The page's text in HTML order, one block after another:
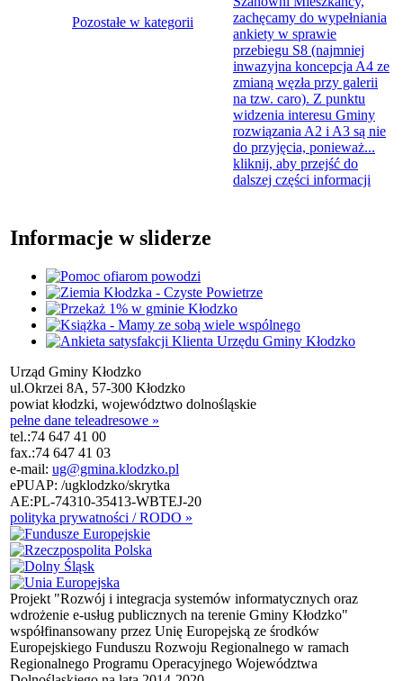
Pozostałe w kategorii
zachęcamy do wypełniania
ankiety w sprawie
przebiegu S8 (najmniej
inwazyjna koncepcja A4 ze
zmianą węzła przy galerii
na tzw. caro). Z punktu
widzenia interesu Gminy
rozwiązania A2 i A3 są nie
do przyjęcia, ponieważ...
kliknij, aby przejść do
dalszej części informacji
Informacje w sliderze
Urząd Gminy Kłodzko
ul.Okrzei 8A, 57-300 Kłodzko
powiat kłodzki, województwo dolnośląskie
pełne dane teleadresowe »
tel.:74 647 41 00
fax.:74 647 41 03
e-mail: ug@gmina.klodzko.pl
ePUAP: /ugklodzko/skrytka
AE:PL-74310-35413-WBTEJ-20
polityka prywatności / RODO »
Projekt "Rozwój i integracja systemów informatycznych oraz
wdrożenie e-usług publicznych na terenie Gminy Kłodzko"
współfinansowany przez Unię Europejską ze środków
Europejskiego Funduszu Rozwoju Regionalnego w ramach
Regionalnego Programu Operacyjnego Województwa